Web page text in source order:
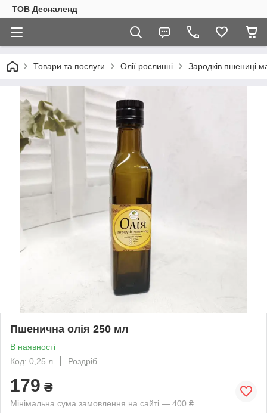
ТОВ Десналенд
Товари та послуги Олії рослинні Зародків пшениці
Пшенична олія 250 мл
В наявності
Код: 0,25 л
Роздріб
179 ₴
Мінімальна сума замовлення на сайті — 400 ₴